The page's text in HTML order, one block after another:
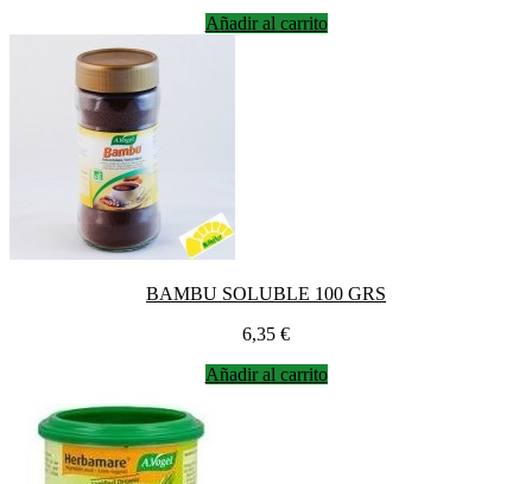
Añadir al carrito
BAMBU SOLUBLE 100 GRS
Precio
6,35 €
Añadir al carrito